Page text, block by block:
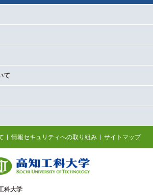
て
情報セキュリティへの取り組み サイトマップ
科大学